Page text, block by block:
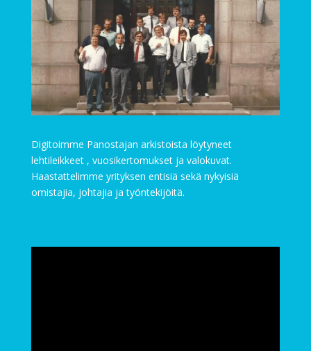
Digitoimme Panostajan arkistoista löytyneet
lehtileikkeet , vuosikertomukset ja valokuvat.
Haastattelimme yrityksen entisiä sekä nykyisiä
omistajia, johtajia ja työntekijöitä.